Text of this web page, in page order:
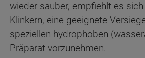
wieder sauber, empfiehlt es
Klinkern, eine geeignete
speziellen hydrophoben
Präparat vorzunehmen.